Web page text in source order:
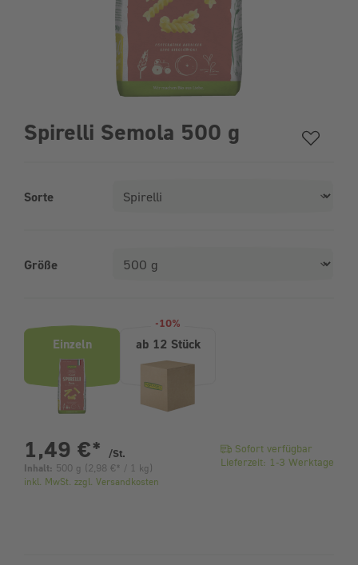
Spirelli Semola 500 g
Sorte
Größe
Einzeln
-10%
ab 12 Stück
1,49 €* /St.
Inhalt: 500 g ( 2,98 € * / 1 kg)
inkl. MwSt. zzgl. Versandkosten
Sofort verfügbar
Lieferzeit: 1-3 Werktage